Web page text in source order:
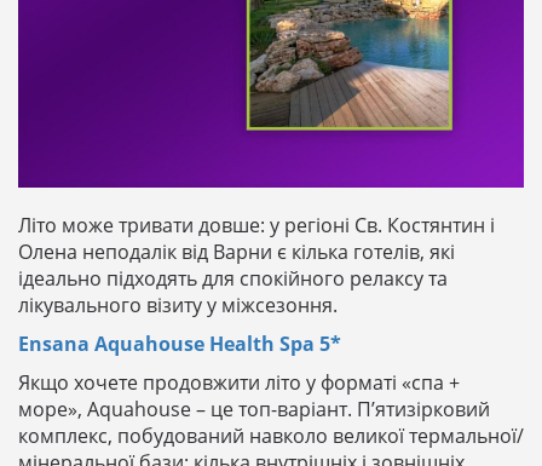
Літо може тривати довше: у регіоні Св. Костянтин і
Олена неподалік від Варни є кілька готелів, які
ідеально підходять для спокійного релаксу та
лікувального візиту у міжсезоння.
Ensana Aquahouse Health Spa 5*
Якщо хочете продовжити літо у форматі «спа +
море», Aquahouse – це топ-варіант. П’ятизірковий
комплекс, побудований навколо великої термальної/